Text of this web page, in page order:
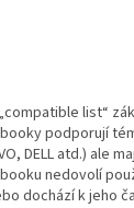
list“
podporují
DELL atd.) ale
nedovolí
dochází k jeho